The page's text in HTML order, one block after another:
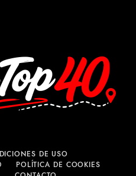
DE USO
POLÍTICA DE COOKIES